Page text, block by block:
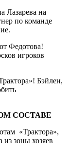
Лазарева на
по команде
Федотова!
игроков
Бэйлен,
СОСТАВЕ
«Трактора»,
зоны хозяев